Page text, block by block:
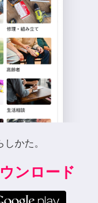
かた。
ンロード